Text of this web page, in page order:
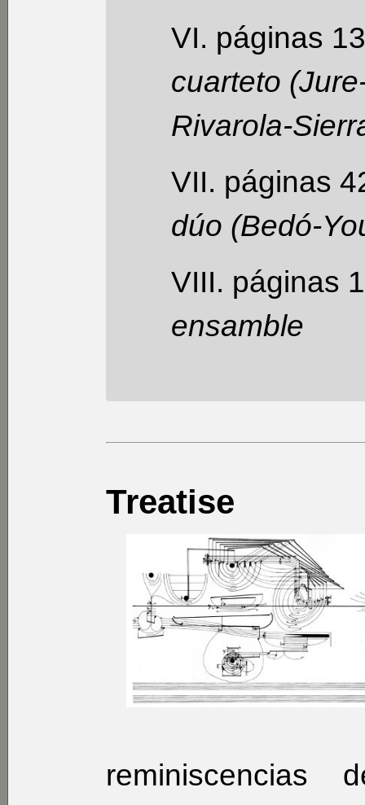
VI. páginas
cuarteto
Rivarola-
VII. páginas
dúo (Bedó-
VIII. páginas
ensamble
Treatise
reminiscencias